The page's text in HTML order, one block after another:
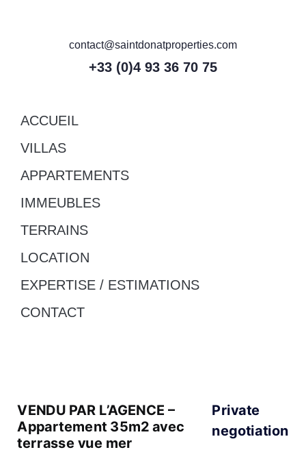
contact@saintdonatproperties.com
+33 (0)4 93 36 70 75
ACCUEIL
VILLAS
APPARTEMENTS
IMMEUBLES
TERRAINS
LOCATION
EXPERTISE / ESTIMATIONS
CONTACT
VENDU PAR L’AGENCE –
Appartement 35m2 avec
terrasse vue mer
Private
negotiation